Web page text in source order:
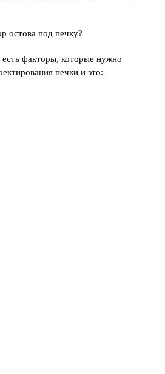
остова под печку?
факторы, которые нужно
печки и это: